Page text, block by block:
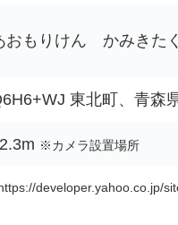
おもりけん かみきた
東北町、青森
※カメラ設置場所
developer.yahoo.co.jp/